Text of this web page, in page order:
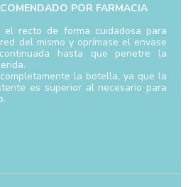
POR FARMACIA
recto de forma cuidadosa para
del mismo y oprímase el envase
hasta que penetre la
la botella, ya que la
es superior al necesario para